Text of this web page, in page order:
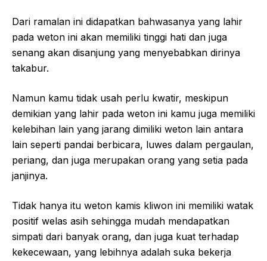
Dari ramalan ini didapatkan bahwasanya yang lahir
pada weton ini akan memiliki tinggi hati dan juga
senang akan disanjung yang menyebabkan dirinya
takabur.
Namun kamu tidak usah perlu kwatir, meskipun
demikian yang lahir pada weton ini kamu juga memiliki
kelebihan lain yang jarang dimiliki weton lain antara
lain seperti pandai berbicara, luwes dalam pergaulan,
periang, dan juga merupakan orang yang setia pada
janjinya.
Tidak hanya itu weton kamis kliwon ini memiliki watak
positif welas asih sehingga mudah mendapatkan
simpati dari banyak orang, dan juga kuat terhadap
kekecewaan, yang lebihnya adalah suka bekerja